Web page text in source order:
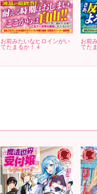
お前みたいなヒロインがい
てたまるか！ 4
お前
てた